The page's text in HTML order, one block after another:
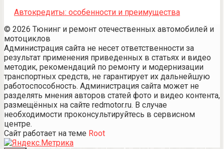
Автокредиты: особенности и преимущества
© 2026 Тюнинг и ремонт отечественных автомобилей и
мотоциклов
Администрация сайта не несет ответственности за
результат применения приведенных в статьях и видео
методик, рекомендаций по ремонту и модернизации
транспортных средств, не гарантирует их дальнейшую
работоспособность. Администрация сайта может не
разделять мнения авторов статей фото и видео контента,
размещённых на сайте redmotor.ru. В случае
необходимости проконсультируйтесь в сервисном
центре.
Сайт работает на теме Root